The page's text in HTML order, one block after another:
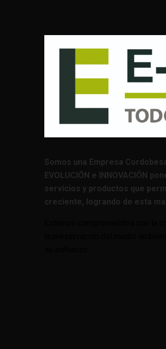
Somos una Empresa
EVOLUCIÓN e INNOVACIÓN
servicios y productos que
creciente, logrando de esta